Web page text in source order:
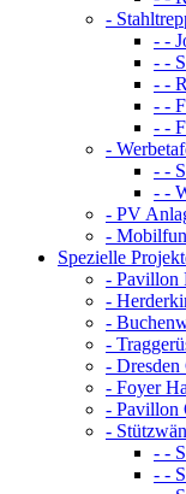
-
- -
- -
- -
- -
- -
-
- -
- -
- PV
-
Spezielle
- Pavillon
-
-
-
- Dresden
- Foyer
- Pavillon
-
- -
- -